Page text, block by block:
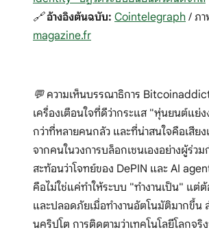
🔗อ้างอิงต้นฉบับ: Cointelegraph / ภา
magazine.fr
💬 ความเห็นบรรณาธิการ
เครื่องเตือนใจที่ดีว่ากระแส "หุ่นยนต์แย่ง
กว่าที่หลายคนกลัว และที่น่าสนใจคือเสีย
จากคนในวงการบล็อกเชนเองอย่างผู้ร่วม
สะท้อนว่าโจทย์ของ DePIN และ AI
คือไม่ใช่แค่ทำให้ระบบ "ทำงานเป็น" แต่ต้
และปลอดภัยเมื่อทำงานอัตโนมัติมากขึ้น
นคริปโต การติดตามว่าเทคโนโลยีโลกจริ